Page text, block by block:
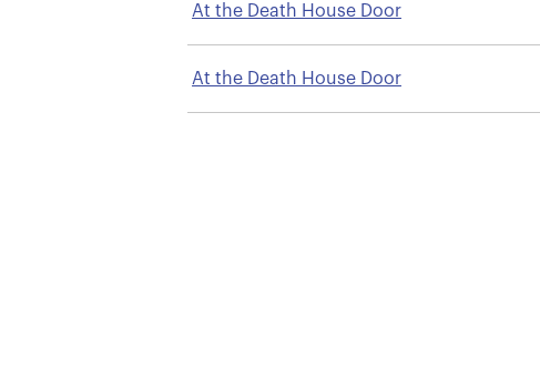
At the Death House Door
At the Death House Door